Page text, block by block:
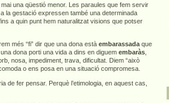
una qüestió menor. Les paraules que fem servir
la gestació expressen també una determinada
a quin punt hem naturalitzat visions que potser
més “fi” dir que una dona està embarassada que
una dona porti una vida a dins en diguem embaràs
nosa, impediment, trava, dificultat. Diem “això
o ens posa en una situació compromesa.
de fer pensar. Perquè l’etimologia, en aquest cas,